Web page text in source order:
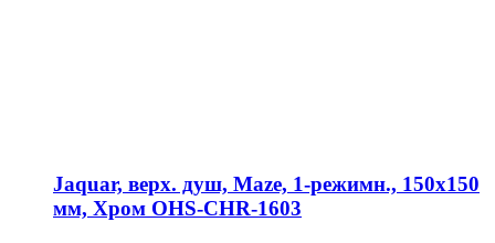
Jaquar, верх. душ, Maze, 1-режимн., 150х150
мм, Хром OHS-CHR-1603